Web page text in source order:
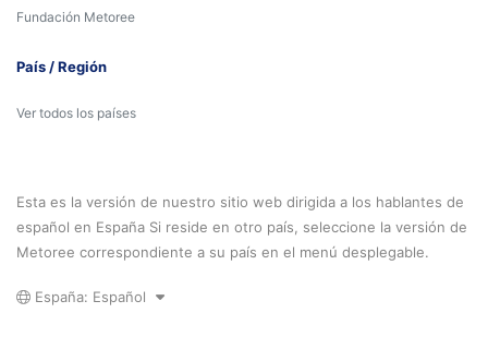
Fundación Metoree
País / Región
Ver todos los países
Esta es la versión de nuestro sitio web dirigida a los hablantes de
español en España Si reside en otro país, seleccione la versión de
Metoree correspondiente a su país en el menú desplegable.
España: Español